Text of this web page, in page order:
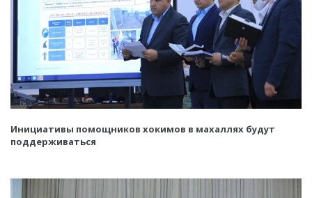
Инициативы помощников хокимов в махаллях будут
поддерживаться